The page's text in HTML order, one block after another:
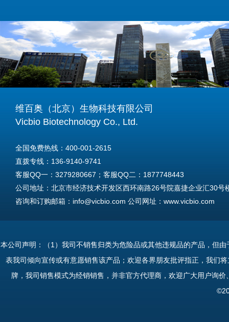
维百奥（北京）生物科技有限公司
Vicbio Biotechnology Co., Ltd.
全国免费热线：400-001-2615
直拨专线：136-9140-9741
客服QQ一：3279280667；客服QQ二：1877748443
公司地址：北京市经济技术开发区西环南路26号院嘉捷企业汇30号
咨询和订购邮箱：info@vicbio.com 公司网址：www.vicbio.com
Tel: +86-13691409741
Address: Room 603, Floor 6, Building 30A, No.26, Xihuannan
本公司声明：（1）我司不销售归类为危险品或其他违规品的产品，但
表我司倾向宣传或有意愿销售该产品；欢迎各界朋友批评指正，我们
牌，我司销售模式为经销销售，并非官方代理商，欢迎广大用户询